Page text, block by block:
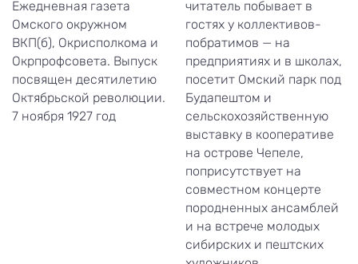
Ежедневная газета
Омского окружном
ВКП(б), Окрисполкома и
Окрпрофсовета. Выпуск
посвящен десятилетию
Октябрьской революции.
7 ноября 1927 год
читатель побывает в
гостях у коллективов-
побратимов — на
предприятиях и в школах,
посетит Омский парк под
Будапештом и
сельскохозяйственную
выставку в кооперативе
на острове Чепеле,
поприсутствует на
совместном концерте
породненных ансамблей
и на встрече молодых
сибирских и пештских